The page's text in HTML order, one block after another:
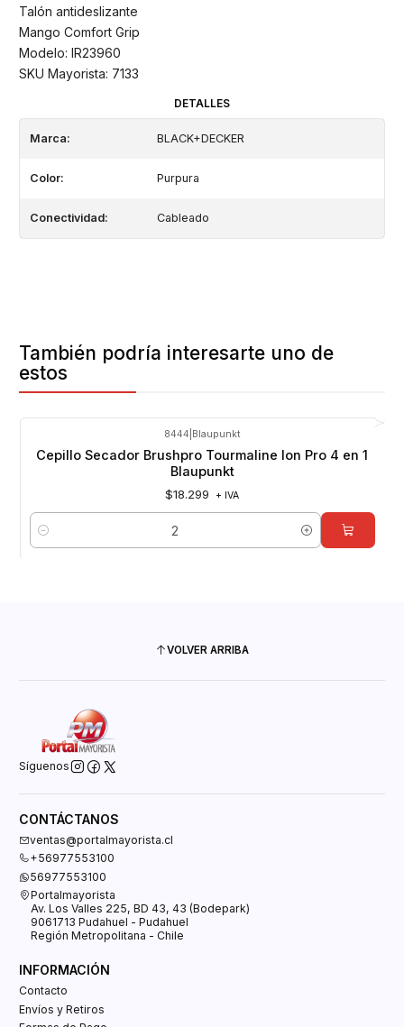
Talón antideslizante
Mango Comfort Grip
Modelo: IR23960
SKU Mayorista: 7133
DETALLES
Marca: BLACK+DECKER
Color: Purpura
Conectividad: Cableado
También podría interesarte uno de
estos
8444 Blaupunkt
Cepillo Secador Brushpro Tourmaline Ion Pro 4 en 1
Blaupunkt
$18.299 + IVA
Cantidad
VOLVER ARRIBA
Síguenos
CONTÁCTANOS
ventas@portalmayorista.cl
+56977553100
56977553100
Portalmayorista
Av. Los Valles 225, BD 43, 43 (Bodepark)
9061713 Pudahuel - Pudahuel
Región Metropolitana - Chile
INFORMACIÓN
Contacto
Envíos y Retiros